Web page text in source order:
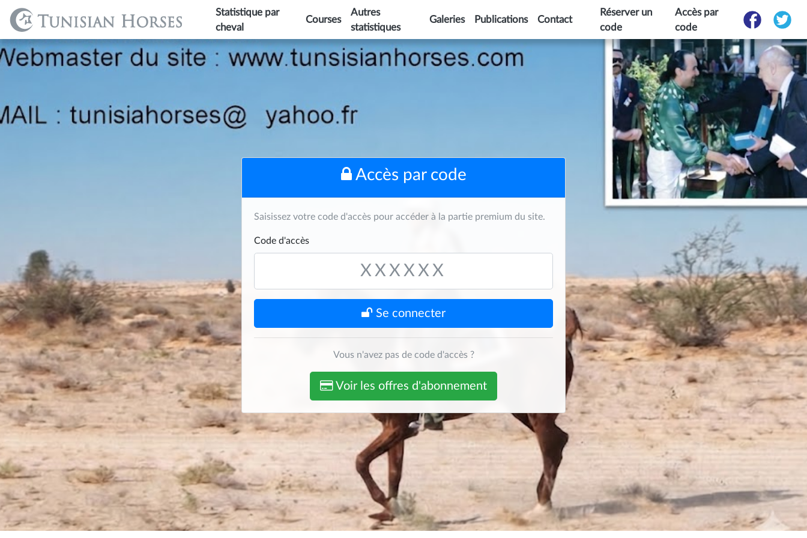
Statistique par
cheval
Courses
Autres
statistiques
Galeries Publications Contact
Réserver un
code
Accès par
code
Accès par code
Saisissez votre code d'accès pour accéder à la partie premium du site.
Code d'accès
Se connecter
Vous n'avez pas de code d'accès ?
Voir les offres d'abonnement